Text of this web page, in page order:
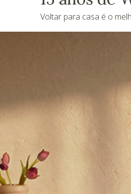
Voltar para casa é o